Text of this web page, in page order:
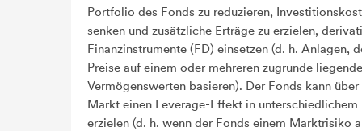
Portfolio des Fonds zu reduzieren,
senken und zusätzliche Erträge zu erzielen,
Finanzinstrumente (FD) einsetzen (d. h. Anlagen,
Preise auf einem oder mehreren zugrunde
Vermögenswerten basieren). Der Fonds kann über
Markt einen Leverage-Effekt in unterschiedlichem
erzielen (d. h. wenn der Fonds einem Marktrisiko